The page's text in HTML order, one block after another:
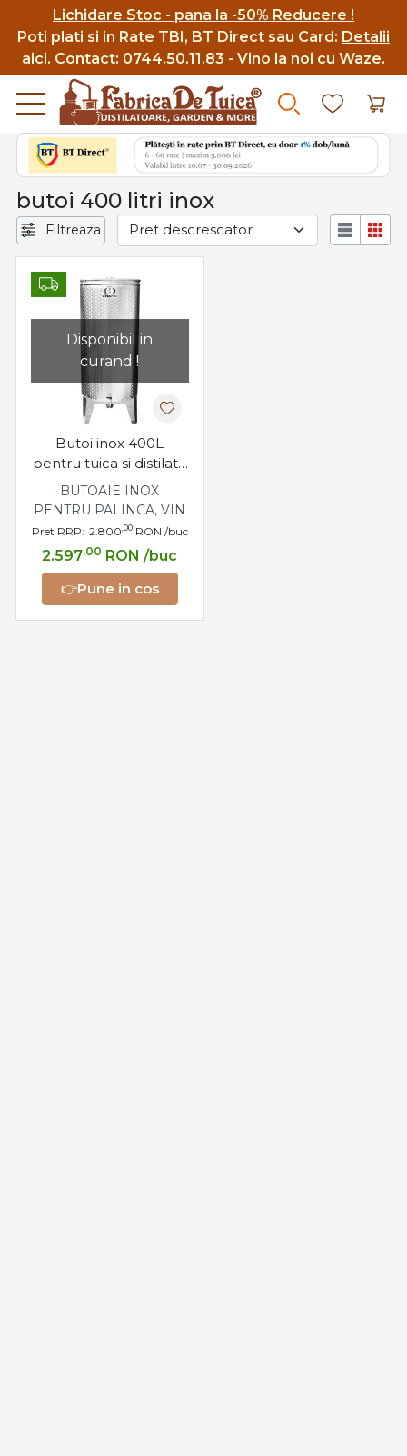
Lichidare Stoc - pana la -50% Reducere !
Poti plati si in Rate TBI, BT Direct sau Card: Detalii
aici. Contact: 0744.50.11.83 - Vino la noi cu Waze.
butoi 400 litri inox
Filtreaza
Disponibil in
curand !
Butoi inox 400L
pentru tuica si distilate
cu dop filetat
BUTOAIE INOX
PENTRU PALINCA, VIN
Pret RRP: 2.800,00 RON /buc
2.597,00 RON /buc
👉Pune in cos